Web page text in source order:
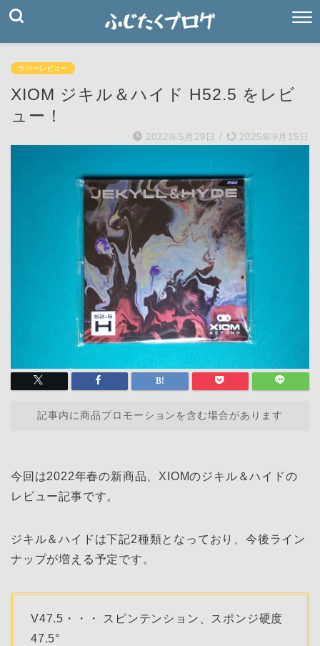
ラバーレビュー
XIOM ジキル＆ハイド H52.5 をレビ
ュー！
2022年5月29日 / 2025年9月15日
記事内に商品プロモーションを含む場合があります
今回は2022年春の新商品、XIOMのジキル＆ハイドの
レビュー記事です。
ジキル＆ハイドは下記2種類となっており、今後ライン
ナップが増える予定です。
V47.5・・・ スピンテンション、スポンジ硬度
47.5°